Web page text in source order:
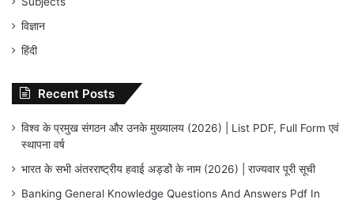
विज्ञान
हिंदी
Recent Posts
विश्व के प्रमुख संगठन और उनके मुख्यालय (2026) | List PDF, Full Form एवं
स्थापना वर्ष
भारत के सभी अंतरराष्ट्रीय हवाई अड्डों के नाम (2026) | राज्यवार पूरी सूची
Banking General Knowledge Questions And Answers Pdf In